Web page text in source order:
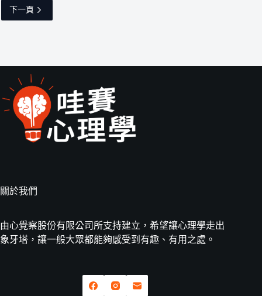
下一頁
關於我們
由心覺察股份有限公司所支持建立，希望讓心理學走出
象牙塔，讓一般大眾都能夠感受到有趣、有用之處。